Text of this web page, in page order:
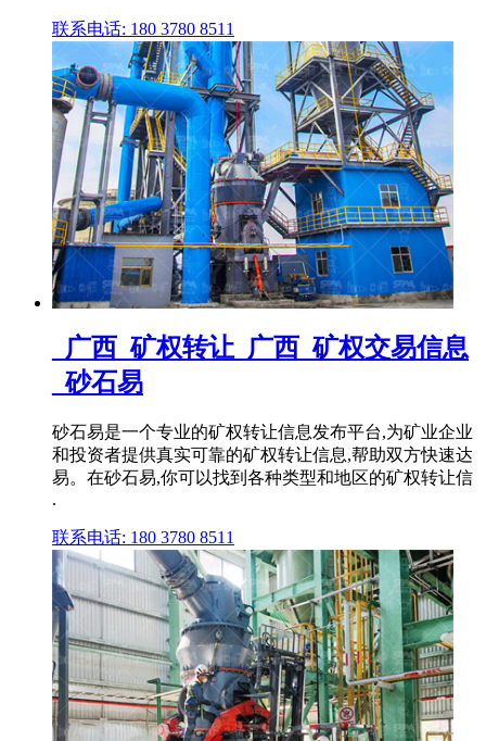
联系电话: 180 3780 8511
_广西_矿权转让_广西_矿权交易信息
_砂石易
砂石易是一个专业的矿权转让信息发布平台,为矿业企业
和投资者提供真实可靠的矿权转让信息,帮助双方快速达
易。在砂石易,你可以找到各种类型和地区的矿权转让信
.
联系电话: 180 3780 8511